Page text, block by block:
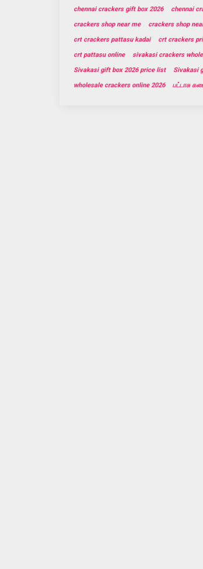
chennai crackers gift box 2026
chennai
crackers shop near me
crackers shop
crt crackers pattasu kadai
crt crackers
crt pattasu online
sivakasi crackers
Sivakasi gift box 2026 price list
Sivakasi
wholesale crackers online 2026
பட்டாசு